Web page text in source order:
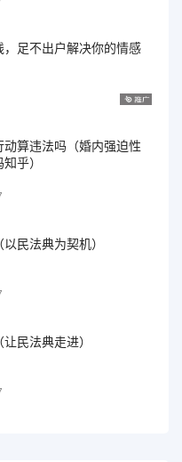
，足不出户解决你的情感
动算违法吗（婚内强迫性
乎）
民法典为契机）
民法典走进）